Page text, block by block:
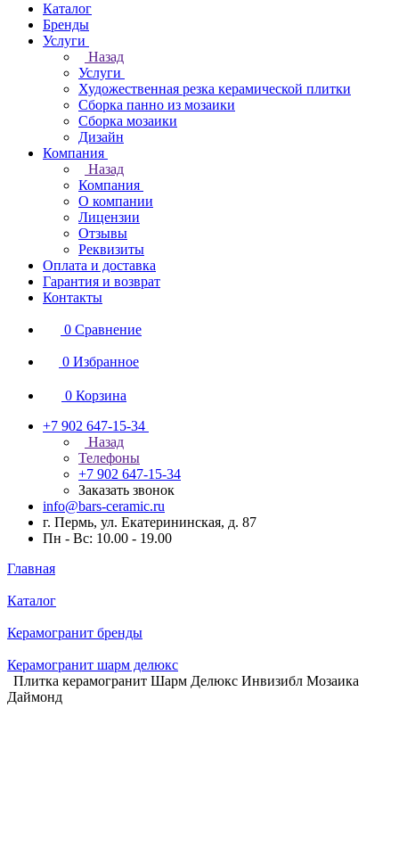
Каталог
Бренды
Услуги
Назад
Услуги
Художественная резка керамической плитки
Сборка панно из мозаики
Сборка мозаики
Дизайн
Компания
Назад
Компания
О компании
Лицензии
Отзывы
Реквизиты
Оплата и доставка
Гарантия и возврат
Контакты
0 Сравнение
0 Избранное
0 Корзина
+7 902 647-15-34
Назад
Телефоны
+7 902 647-15-34
Заказать звонок
info@bars-ceramic.ru
г. Пермь, ул. Екатерининская, д. 87
Пн - Вс: 10.00 - 19.00
Главная
Каталог
Керамогранит бренды
Керамогранит шарм делюкс
Плитка керамогранит Шарм Делюкс Инвизибл Мозаика
Даймонд